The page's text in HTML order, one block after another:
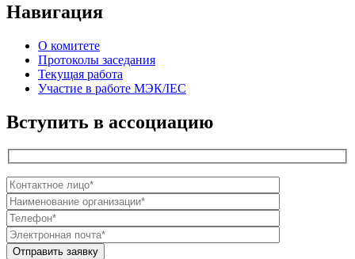
Навигация
О комитете
Протоколы заседания
Текущая работа
Участие в работе МЭК/​IEC
Вступить в ассоциацию